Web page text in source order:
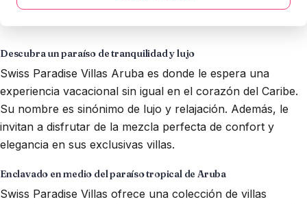
Descubra un paraíso de tranquilidad y lujo
Swiss Paradise Villas Aruba es donde le espera una
experiencia vacacional sin igual en el corazón del Caribe.
Su nombre es sinónimo de lujo y relajación. Además, le
invitan a disfrutar de la mezcla perfecta de confort y
elegancia en sus exclusivas villas.
Enclavado en medio del paraíso tropical de Aruba
Swiss Paradise Villas ofrece una colección de villas